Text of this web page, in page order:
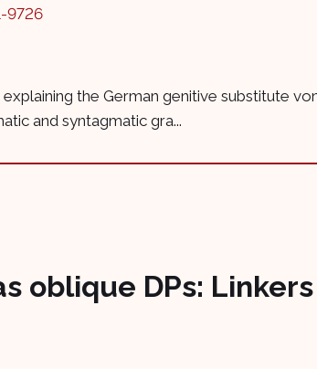
9726
the German genitive substitute
and syntagmatic gra...
oblique DPs: